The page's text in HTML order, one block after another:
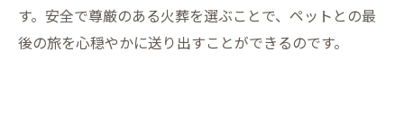
す。安全で尊厳のある火葬を選ぶことで、ペットとの最
後の旅を心穏やかに送り出すことができるのです。